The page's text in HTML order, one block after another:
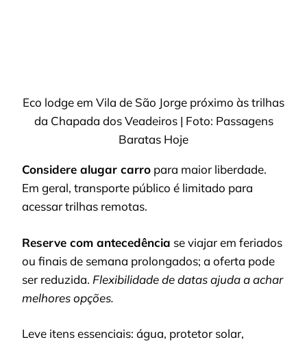
Eco lodge em Vila de São Jorge próximo às trilhas
da Chapada dos Veadeiros | Foto: Passagens
Baratas Hoje
Considere alugar carro para maior liberdade.
Em geral, transporte público é limitado para
acessar trilhas remotas.
Reserve com antecedência se viajar em feriados
ou finais de semana prolongados; a oferta pode
ser reduzida. Flexibilidade de datas ajuda a achar
melhores opções.
Leve itens essenciais: água, protetor solar,